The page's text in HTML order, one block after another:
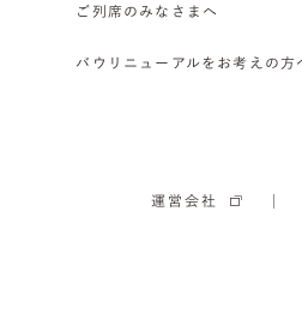
ご列席のみなさまへ
バウリニューアルをお考えの方
運営会社